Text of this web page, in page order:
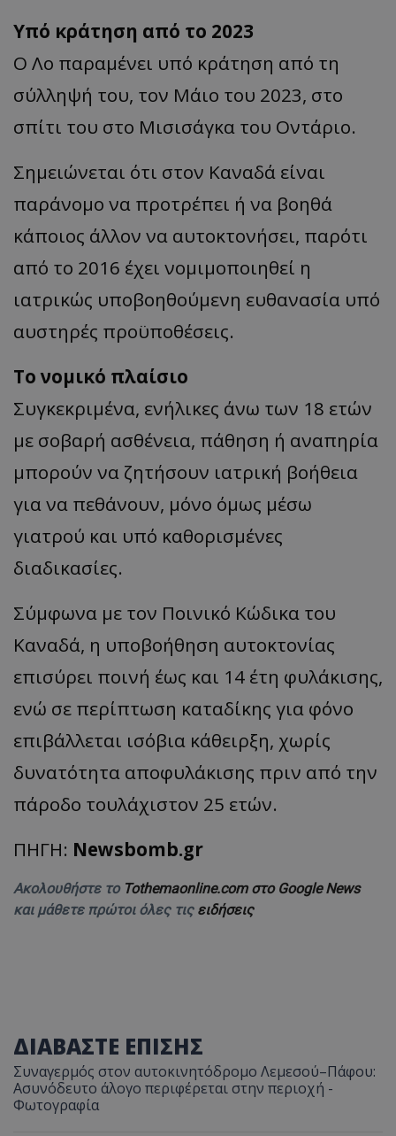
Υπό κράτηση από το 2023
Ο Λο παραμένει υπό κράτηση από τη
σύλληψή του, τον Μάιο του 2023, στο
σπίτι του στο Μισισάγκα του Οντάριο.
Σημειώνεται ότι στον Καναδά είναι
παράνομο να προτρέπει ή να βοηθά
κάποιος άλλον να αυτοκτονήσει, παρότι
από το 2016 έχει νομιμοποιηθεί η
ιατρικώς υποβοηθούμενη ευθανασία υπό
αυστηρές προϋποθέσεις.
Το νομικό πλαίσιο
Συγκεκριμένα, ενήλικες άνω των 18 ετών
με σοβαρή ασθένεια, πάθηση ή αναπηρία
μπορούν να ζητήσουν ιατρική βοήθεια
για να πεθάνουν, μόνο όμως μέσω
γιατρού και υπό καθορισμένες
διαδικασίες.
Σύμφωνα με τον Ποινικό Κώδικα του
Καναδά, η υποβοήθηση αυτοκτονίας
επισύρει ποινή έως και 14 έτη φυλάκισης,
ενώ σε περίπτωση καταδίκης για φόνο
επιβάλλεται ισόβια κάθειρξη, χωρίς
δυνατότητα αποφυλάκισης πριν από την
πάροδο τουλάχιστον 25 ετών.
ΠΗΓΗ: Newsbomb.gr
Ακολουθήστε το Tothemaonline.com στο Google News
και μάθετε πρώτοι όλες τις ειδήσεις
ΔΙΑΒΑΣΤΕ ΕΠΙΣΗΣ
Συναγερμός στον αυτοκινητόδρομο Λεμεσού–Πάφου:
Ασυνόδευτο άλογο περιφέρεται στην περιοχή -
Φωτογραφία